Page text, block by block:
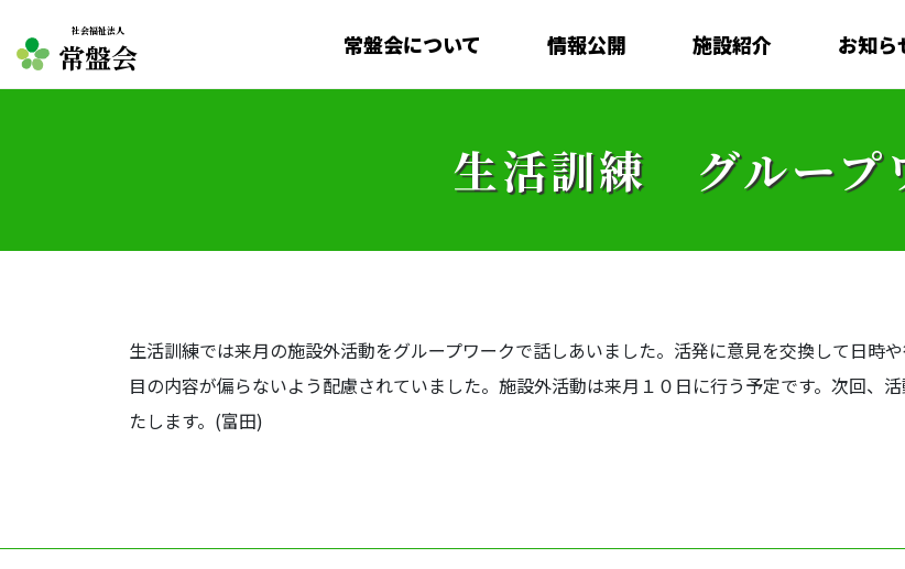
社会福祉法人
常盤会 常盤会について 情報公開 施設紹介 お知ら
生活訓練 グループ
生活訓練では来月の施設外活動をグループワークで話しあいました。活発に意見を交換して日時
目の内容が偏らないよう配慮されていました。施設外活動は来月１０日に行う予定です。次回、
たします。(富田)